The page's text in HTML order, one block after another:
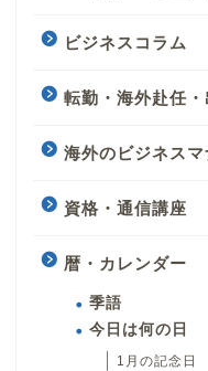
ビジネスコラム
転勤・海外赴任・
海外のビジネスマ
資格・通信講座
暦・カレンダー
季語
今日は何の日
1月の記念日